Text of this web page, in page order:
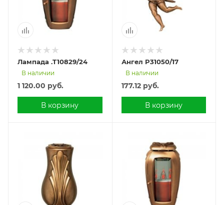
Лампада .T10829/24
В наличии
1 120.00 руб.
В корзину
Ангел P31050/17
В наличии
177.12руб.
В корзину